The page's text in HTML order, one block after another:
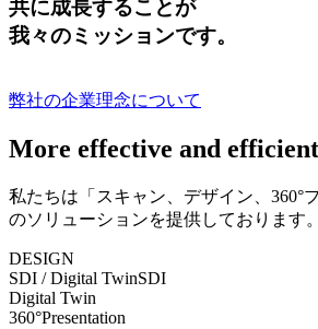
共に成長することが
我々のミッションです。
弊社の企業理念について
More effective and efficient
私たちは「スキャン、デザイン、360°
のソリューションを提供しております。
DESIGN
SDI / Digital TwinSDI
Digital Twin
360°Presentation